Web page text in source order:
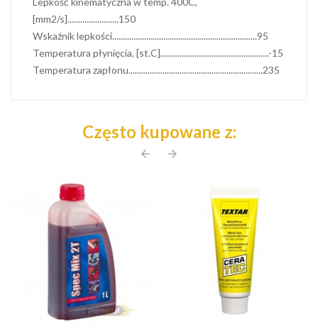
[mm2/s]........................150
Wskaźnik lepkości....................................................................95
Temperatura płynięcia, [st.C]...................................................-15
Temperatura zapłonu...............................................................235
Często kupowane z:
arrow_back arrow_forward